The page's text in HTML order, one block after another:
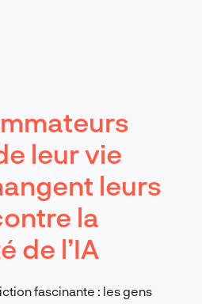
imprévisible.
leur vie
leurs
la
de l’IA
fascinante : les gens